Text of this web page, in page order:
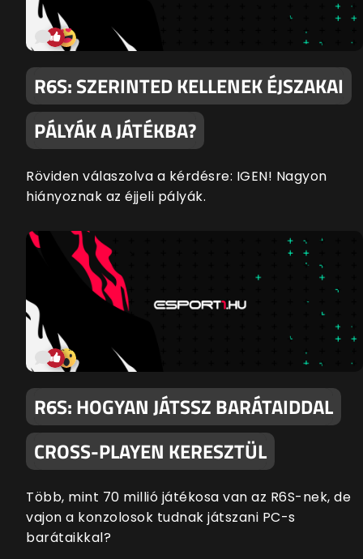
R6S: SZERINTED KELLENEK ÉJSZAKAI
PÁLYÁK A JÁTÉKBA?
Röviden válaszolva a kérdésre: IGEN! Nagyon
hiányoznak az éjjeli pályák.
R6S: HOGYAN JÁTSSZ BARÁTAIDDAL
CROSS-PLAYEN KERESZTÜL
Több, mint 70 millió játékosa van az R6S-nek, de
vajon a konzolosok tudnak játszani PC-s
barátaikkal?